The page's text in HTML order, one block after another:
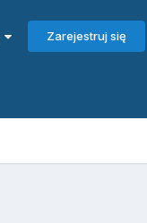
Zarejestruj się